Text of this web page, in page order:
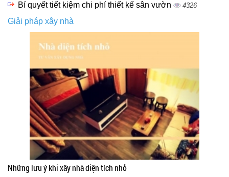
Bí quyết tiết kiệm chi phí thiết kế sân vườn 4326
Giải pháp xây nhà
Những lưu ý khi xây nhà diện tích nhỏ